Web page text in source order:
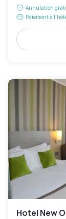
Annulation
Paiement à
Hotel New